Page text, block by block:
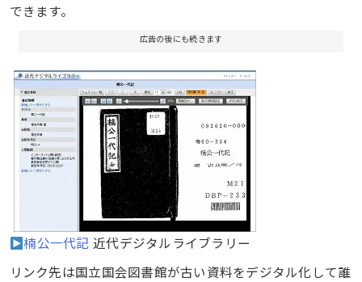
できます。
広告の後にも続きます
楠公一代記 近代デジタルライブラリー
リンク先は国立国会図書館が古い資料をデジタル化して誰